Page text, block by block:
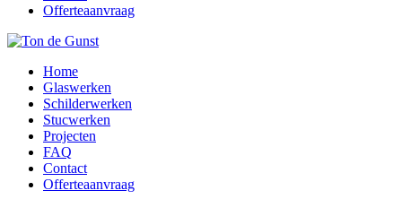
Offerteaanvraag
Home
Glaswerken
Schilderwerken
Stucwerken
Projecten
FAQ
Contact
Offerteaanvraag